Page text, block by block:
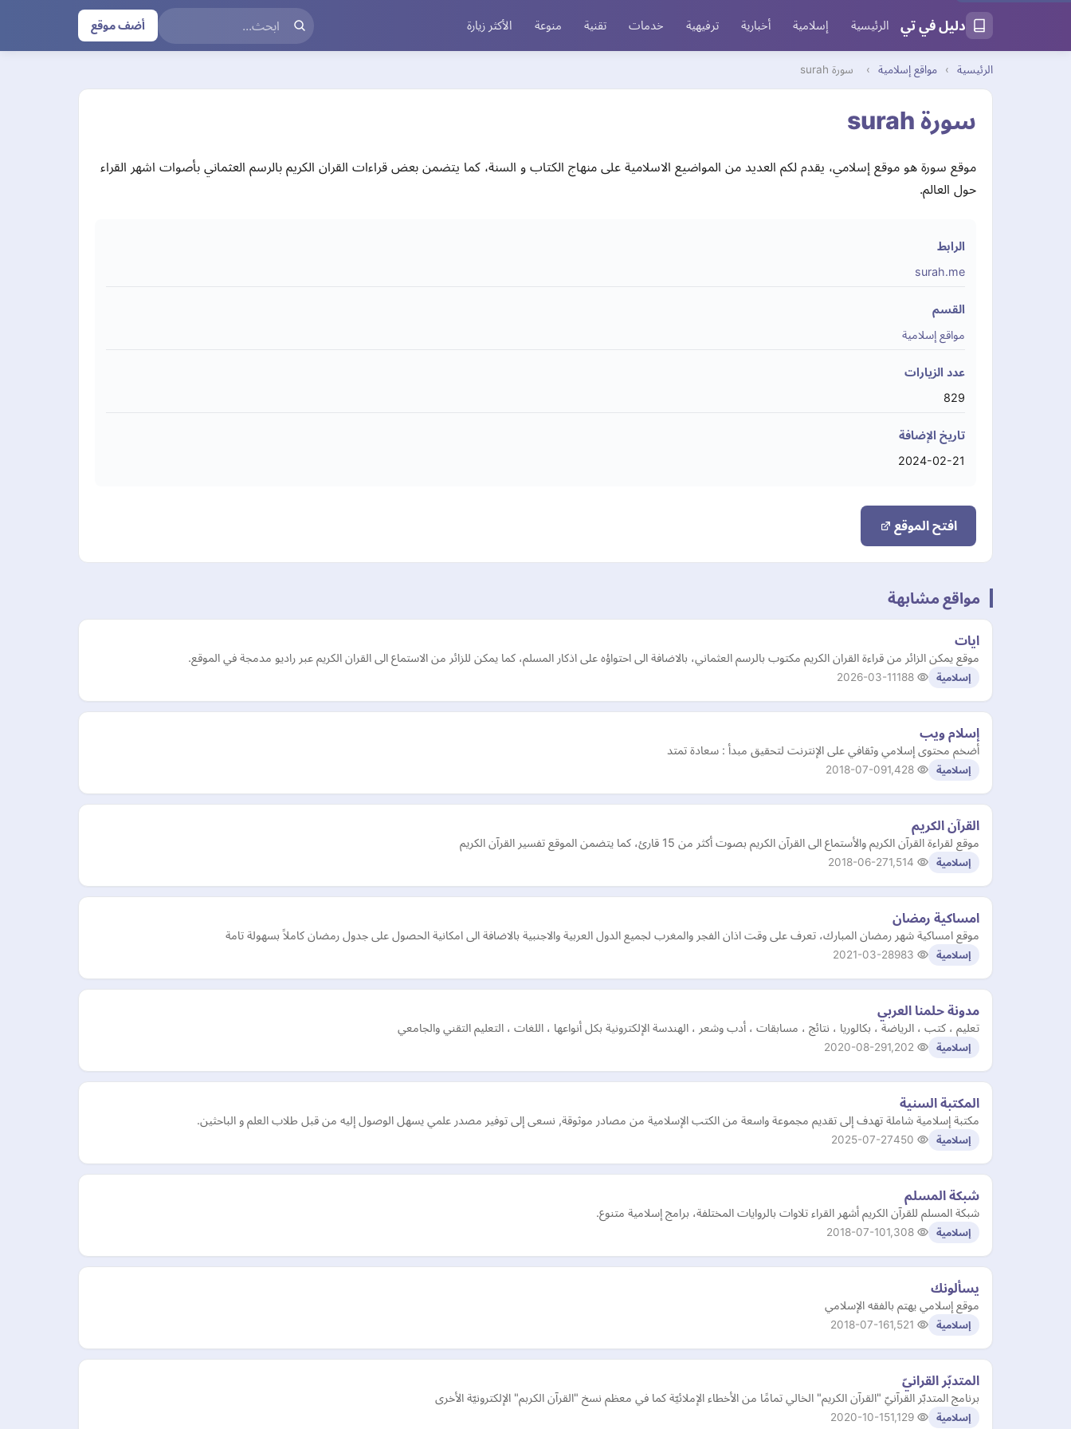
دليل في تي الرئيسية إسلامية أخبارية ترفيهية خدمات تقنية منوعة الأكثر زيارة أضف موقع
الرئيسية › مواقع إسلامية › سورة surah
سورة surah
موقع سورة هو موقع إسلامي، يقدم لكم العديد من المواضيع الاسلامية على منهاج الكتاب و السنة، كما يتضمن بعض قراءات القران الكريم بالرسم العثماني بأصوات اشهر القراء
حول العالم.
الرابط
surah.me
القسم
مواقع إسلامية
عدد الزيارات
829
تاريخ الإضافة
2024-02-21
افتح الموقع
مواقع مشابهة
ايات
موقع يمكن الزائر من قراءة القران الكريم مكتوب بالرسم العثماني، بالاضافة الى احتواؤه على اذكار المسلم، كما يمكن للزائر من الاستماع الى القران الكريم عبر راديو مدمجة في الموقع.
إسلامية 2026-03-11
إسلام ويب
أضخم محتوى إسلامي وثقافي على الإنترنت لتحقيق مبدأ : سعادة تمتد
إسلامية 2018-07-09
القرآن الكريم
موقع لقراءة القرآن الكريم والأستماع الى القرآن الكريم بصوت أكثر من 15 قارئ، كما يتضمن الموقع تفسير القرآن الكريم
إسلامية 2018-06-27
امساكية رمضان
موقع امساكية شهر رمضان المبارك، تعرف على وقت اذان الفجر والمغرب لجميع الدول العربية والاجنبية بالاضافة الى امكانية الحصول على جدول رمضان كاملاً بسهولة تامة
إسلامية 2021-03-28
مدونة حلمنا العربي
تعليم ، كتب ، الرياضة ، بكالوريا ، نتائج ، مسابقات ، أدب وشعر ، الهندسة الإلكترونية بكل أنواعها ، اللغات ، التعليم التقني والجامعي
إسلامية 2020-08-29
المكتبة السنية
مكتبة إسلامية شاملة تهدف إلى تقديم مجموعة واسعة من الكتب الإسلامية من مصادر موثوقة, نسعى إلى توفير مصدر علمي يسهل الوصول إليه من قبل طلاب العلم و الباحثين.
إسلامية 2025-07-27
شبكة المسلم
شبكة المسلم للقرآن الكريم أشهر القراء تلاوات بالروايات المختلفة، برامج إسلامية متنوع.
إسلامية 2018-07-10
يسألونك
موقع إسلامي يهتم بالفقه الإسلامي
إسلامية 2018-07-16
المتدبّر القرانيّ
إسلامية 2020-10-15